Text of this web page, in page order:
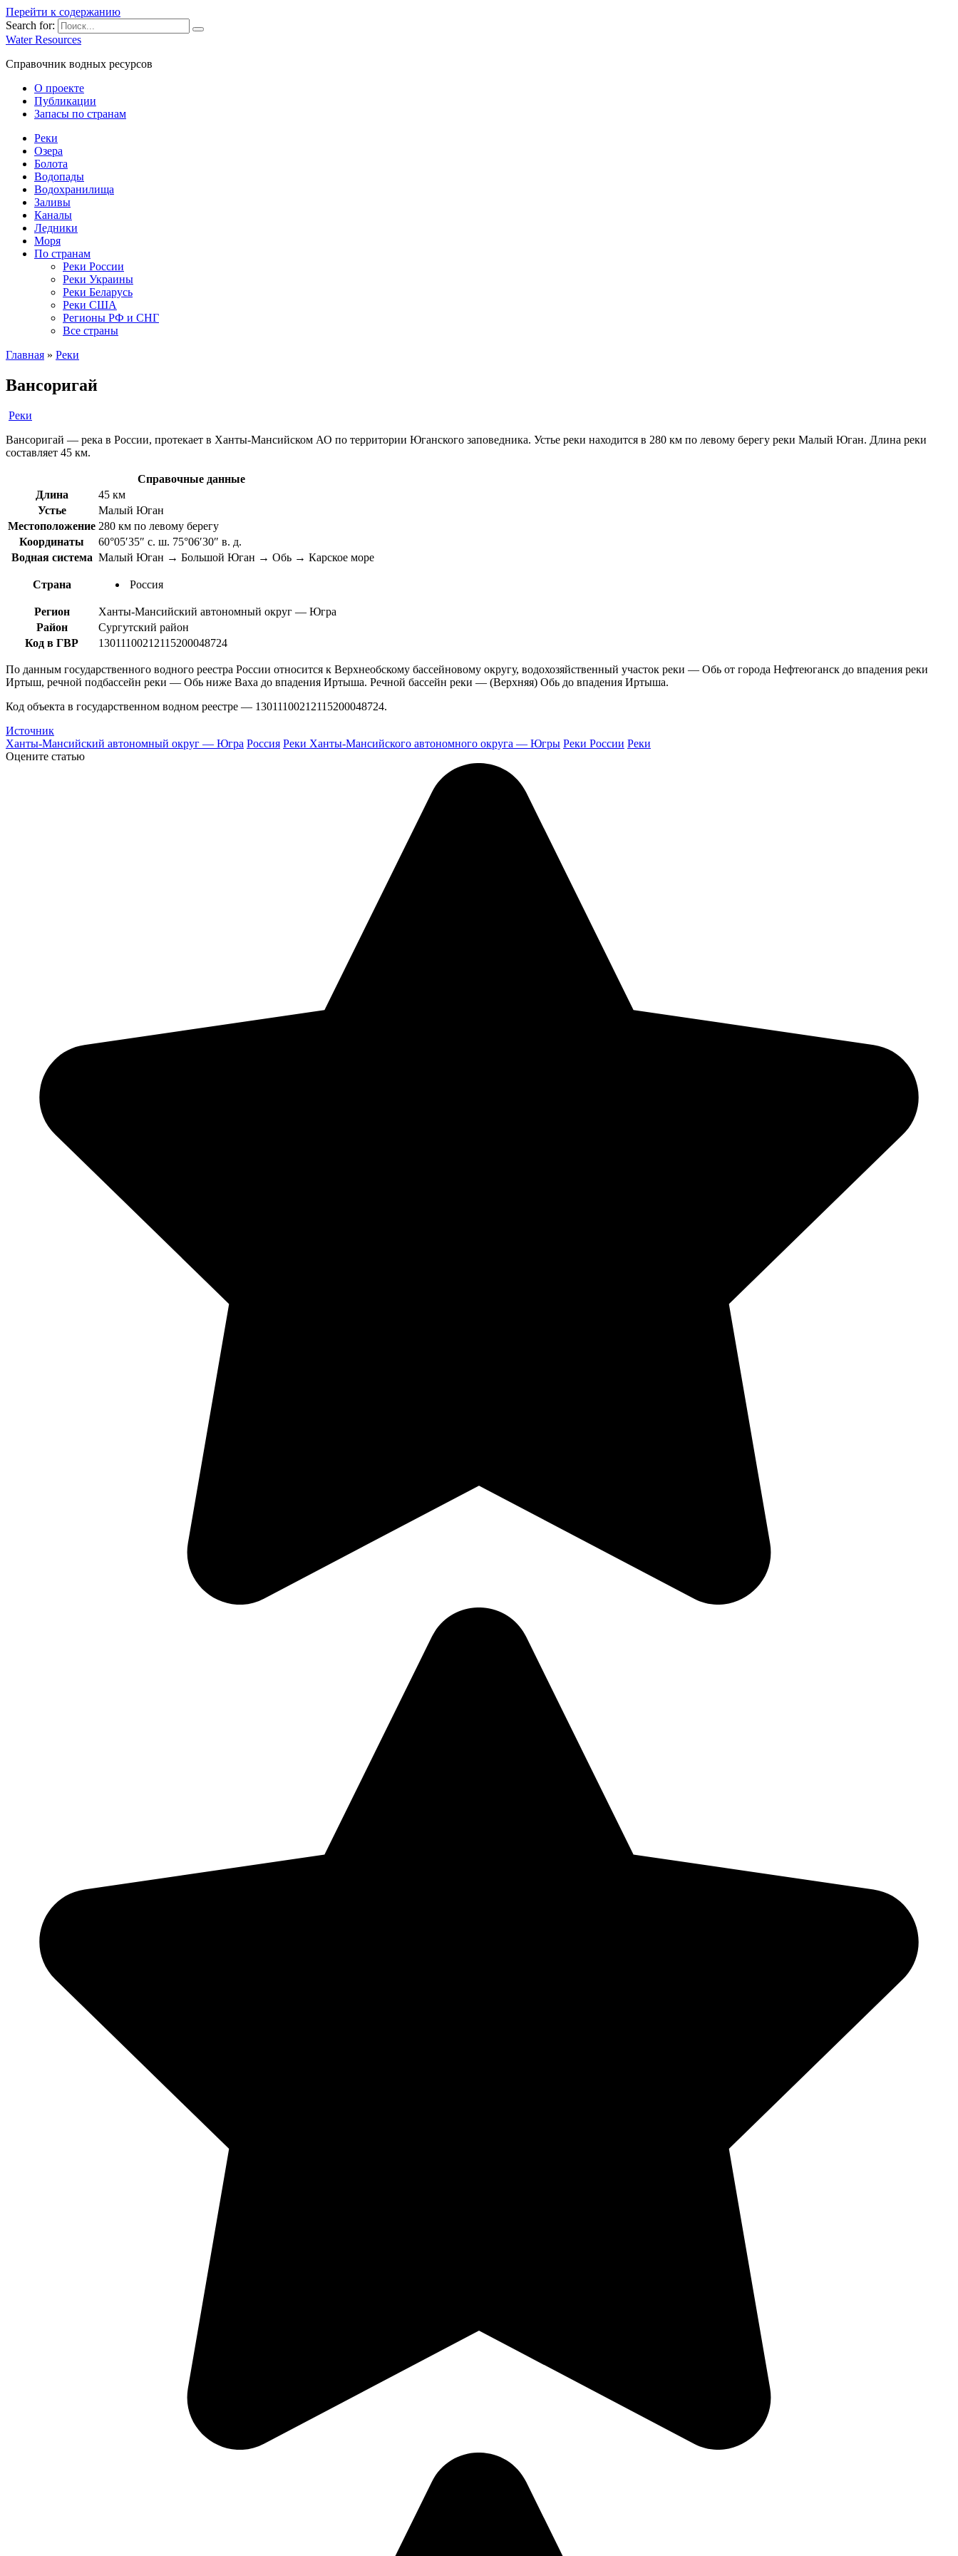
Перейти к содержанию
Search for:
Water Resources
Справочник водных ресурсов
О проекте
Публикации
Запасы по странам
Реки
Озера
Болота
Водопады
Водохранилища
Заливы
Каналы
Ледники
Моря
По странам
Реки России
Реки Украины
Реки Беларусь
Реки США
Регионы РФ и СНГ
Все страны
Главная » Реки
Вансоригай
Реки
Вансоригай — река в России, протекает в Ханты-Мансийском АО по территории Юганского заповедника. Устье реки находится в 280 км по левому берегу реки Малый Юган. Длина реки
составляет 45 км.
Справочные данные
Длина
45 км
Устье
Малый Юган
Местоположение 280 км по левому берегу
Координаты
60°05′35″ с. ш. 75°06′30″ в. д.
Водная система Малый Юган → Большой Юган → Обь → Карское море
Страна Россия
Регион
Ханты-Мансийский автономный округ — Югра
Район
Сургутский район
Код в ГВР
13011100212115200048724
По данным государственного водного реестра России относится к Верхнеобскому бассейновому округу, водохозяйственный участок реки — Обь от города Нефтеюганск до впадения реки
Иртыш, речной подбассейн реки — Обь ниже Ваха до впадения Иртыша. Речной бассейн реки — (Верхняя) Обь до впадения Иртыша.
Код объекта в государственном водном реестре — 13011100212115200048724.
Источник
Ханты-Мансийский автономный округ — Югра Россия Реки Ханты-Мансийского автономного округа — Югры Реки России Реки
Оцените статью